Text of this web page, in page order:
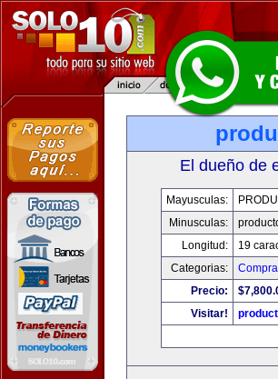
El dueño de
Mayusculas:
Minusculas:
Longitud:
19
Categorias:
Precio:
Visitar!